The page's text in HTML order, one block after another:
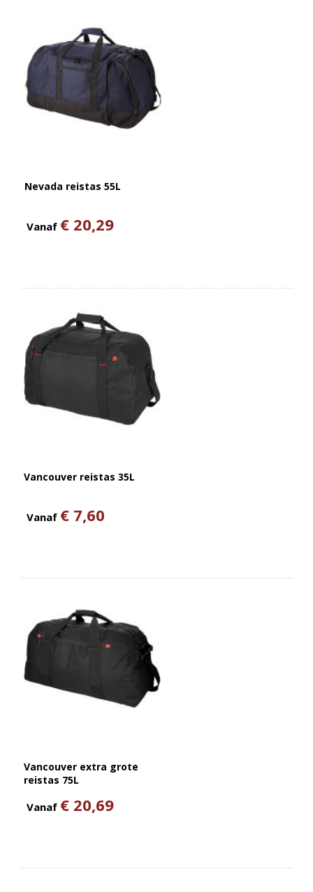
Nevada reistas 55L
Vanaf € 20,29
Vancouver reistas 35L
Vanaf € 7,60
Vancouver extra grote
reistas 75L
Vanaf € 20,69